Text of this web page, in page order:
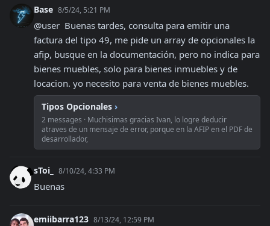
Base 8/5/24, 5:21 PM
@user  Buenas tardes, consulta para emitir una
factura del tipo 49, me pide un array de opcionales la
afip, busque en la documentación, pero no indica para
bienes muebles, solo para bienes inmuebles y de
locacion. yo necesito para venta de bienes muebles.
Tipos Opcionales ›
2 messages · Muchisimas gracias Ivan, lo logre deducir
atraves de un mensaje de error, porque en la AFIP en el PDF de
desarrollador,
sToi_ 8/10/24, 4:33 PM
Buenas
emiibarra123 8/13/24, 12:59 PM